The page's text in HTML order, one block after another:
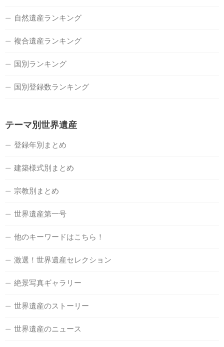
自然遺産ランキング
複合遺産ランキング
国別ランキング
国別登録数ランキング
テーマ別世界遺産
登録年別まとめ
建築様式別まとめ
宗教別まとめ
世界遺産第一号
他のキーワードはこちら！
激選！世界遺産セレクション
絶景写真ギャラリー
世界遺産のストーリー
世界遺産のニュース